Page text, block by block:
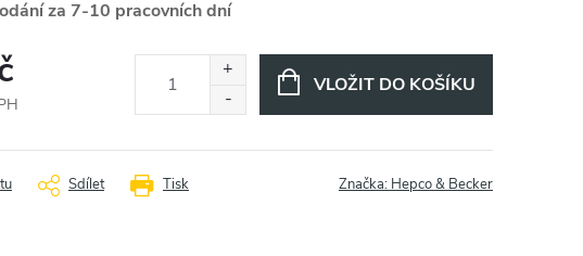
za 7-10 pracovních dní
VLOŽIT DO KOŠÍKU
Tisk
Sdílet Značka: Hepco & Becker